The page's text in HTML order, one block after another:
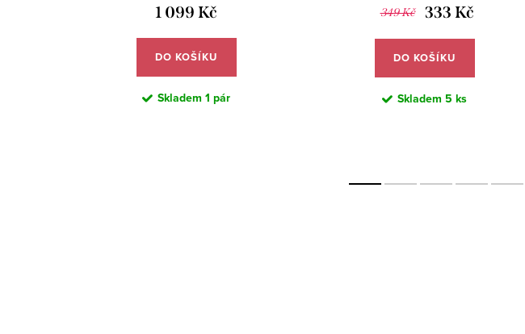
1 099 Kč
DO KOŠÍKU
Skladem 1 pár
349 Kč 333 Kč
DO KOŠÍKU
Skladem 5 ks